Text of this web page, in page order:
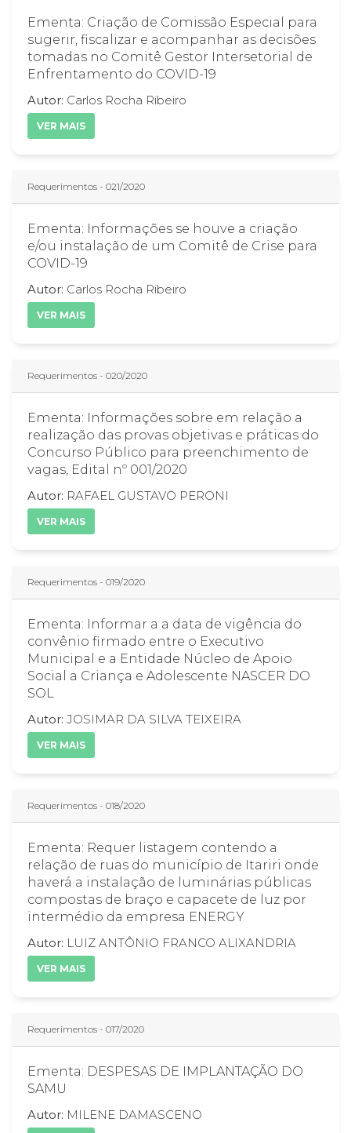
Ementa: Criação de Comissão Especial para
sugerir, fiscalizar e acompanhar as decisões
tomadas no Comitê Gestor Intersetorial de
Enfrentamento do COVID-19
Autor: Carlos Rocha Ribeiro
VER MAIS
Requerimentos - 021/2020
Ementa: Informações se houve a criação
e/ou instalação de um Comitê de Crise para
COVID-19
Autor: Carlos Rocha Ribeiro
VER MAIS
Requerimentos - 020/2020
Ementa: Informações sobre em relação a
realização das provas objetivas e práticas do
Concurso Público para preenchimento de
vagas, Edital nº 001/2020
Autor: RAFAEL GUSTAVO PERONI
VER MAIS
Requerimentos - 019/2020
Ementa: Informar a a data de vigência do
convênio firmado entre o Executivo
Municipal e a Entidade Núcleo de Apoio
Social a Criança e Adolescente NASCER DO
SOL
Autor: JOSIMAR DA SILVA TEIXEIRA
VER MAIS
Requerimentos - 018/2020
Ementa: Requer listagem contendo a
relação de ruas do município de Itariri onde
haverá a instalação de luminárias públicas
compostas de braço e capacete de luz por
intermédio da empresa ENERGY
Autor: LUIZ ANTÔNIO FRANCO ALIXANDRIA
VER MAIS
Requerimentos - 017/2020
Ementa: DESPESAS DE IMPLANTAÇÃO DO
SAMU
Autor: MILENE DAMASCENO